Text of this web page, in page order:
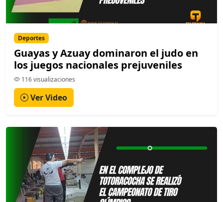
Deportes
Guayas y Azuay dominaron el judo en
los juegos nacionales prejuveniles
116 visualizaciones
Ver Video